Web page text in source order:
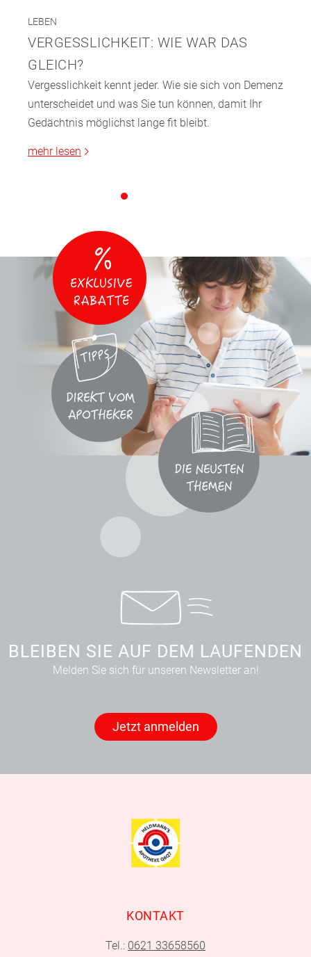
LEBEN
VERGESSLICHKEIT: WIE WAR DAS
GLEICH?
Vergesslichkeit kennt jeder. Wie sie sich von Demenz
unterscheidet und was Sie tun können, damit Ihr
Gedächtnis möglichst lange fit bleibt.
mehr lesen
BLEIBEN SIE AUF DEM LAUFENDEN
Melden Sie sich für unseren Newsletter an!
Jetzt anmelden
KONTAKT
Tel.: 0621 33658560